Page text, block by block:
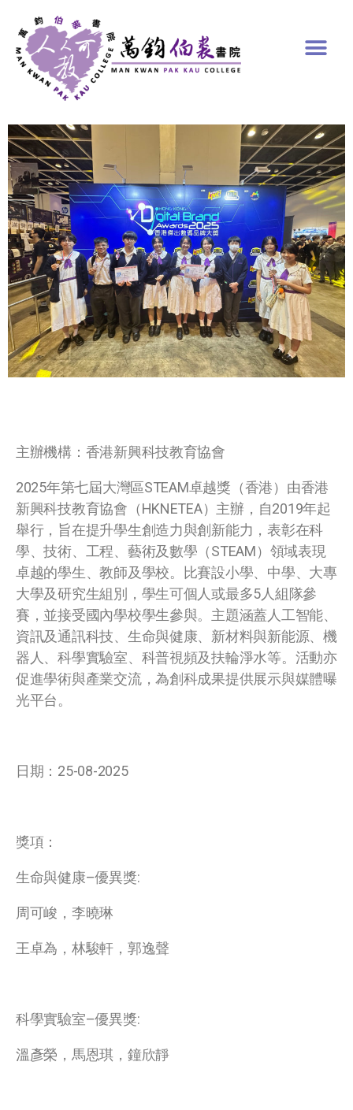
主辦機構：香港新興科技教育協會
2025年第七屆大灣區STEAM卓越獎（香港）由香港
新興科技教育協會（HKNETEA）主辦，自2019年起
舉行，旨在提升學生創造力與創新能力，表彰在科
學、技術、工程、藝術及數學（STEAM）領域表現
卓越的學生、教師及學校。比賽設小學、中學、大專
大學及研究生組別，學生可個人或最多5人組隊參
賽，並接受國內學校學生參與。主題涵蓋人工智能、
資訊及通訊科技、生命與健康、新材料與新能源、機
器人、科學實驗室、科普視頻及扶輪淨水等。活動亦
促進學術與產業交流，為創科成果提供展示與媒體曝
光平台。
日期：25-08-2025
獎項：
生命與健康–優異獎:
周可峻，李曉琳
王卓為，林駿軒，郭逸聲
科學實驗室–優異獎:
溫彥榮，馬恩琪，鐘欣靜